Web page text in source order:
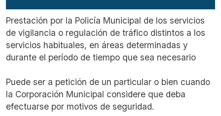
Prestación por la Policía Municipal de los servicios
de vigilancia o regulación de tráfico distintos a los
servicios habituales, en áreas determinadas y
durante el período de tiempo que sea necesario
Puede ser a petición de un particular o bien cuando
la Corporación Municipal considere que deba
efectuarse por motivos de seguridad.